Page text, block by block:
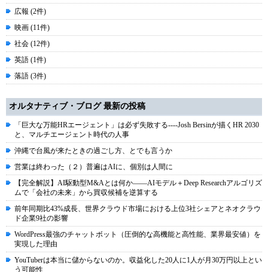
広報 (2件)
映画 (11件)
社会 (12件)
英語 (1件)
落語 (3件)
オルタナティブ・ブログ 最新の投稿
「巨大な万能HRエージェント」は必ず失敗する----Josh Bersinが描くHR 2030
と、マルチエージェント時代の人事
沖縄で台風が来たときの過ごし方、とでも言うか
営業は終わった（２）普遍はAIに、個別は人間に
【完全解説】AI駆動型M&Aとは何か――AIモデル＋Deep Researchアルゴリズ
ムで「会社の未来」から買収候補を逆算する
前年同期比43%成長、世界クラウド市場における上位3社シェアとネオクラウ
ド企業9社の影響
WordPress最強のチャットボット（圧倒的な高機能と高性能、業界最安値）を
実現した理由
YouTuberは本当に儲からないのか。収益化した20人に1人が月30万円以上とい
う可能性